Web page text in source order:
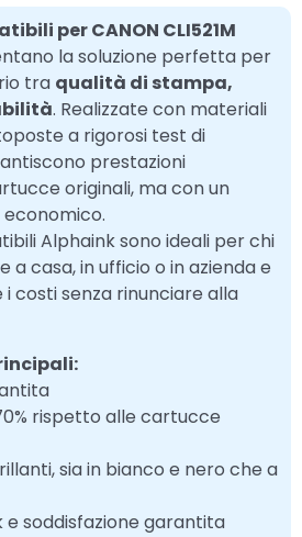
per CANON CLI521M
la soluzione perfetta per
tra qualità di stampa,
. Realizzate con materiali
a rigorosi test di
prestazioni
originali, ma con un
Alphaink sono ideali per chi
a casa, in ufficio o in azienda e
costi senza rinunciare alla
rispetto alle cartucce
sia in bianco e nero che a
e soddisfazione garantita